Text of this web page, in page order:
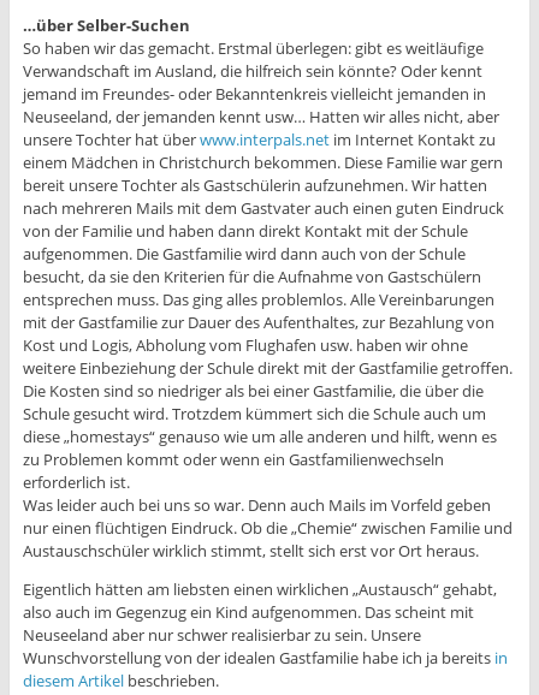
…über Selber-Suchen
So haben wir das gemacht. Erstmal überlegen: gibt es weitläufige
Verwandschaft im Ausland, die hilfreich sein könnte? Oder kennt
jemand im Freundes- oder Bekanntenkreis vielleicht jemanden in
Neuseeland, der jemanden kennt usw… Hatten wir alles nicht, aber
unsere Tochter hat überwww.interpals.netim Internet Kontakt zu
einem Mädchen in Christchurch bekommen. Diese Familie war gern
bereit unsere Tochter als Gastschülerin aufzunehmen. Wir hatten
nach mehreren Mails mit dem Gastvater auch einen guten Eindruck
von der Familie und haben dann direkt Kontakt mit der Schule
aufgenommen. Die Gastfamilie wird dann auch von der Schule
besucht, da sie den Kriterien für die Aufnahme von Gastschülern
entsprechen muss. Das ging alles problemlos. Alle Vereinbarungen
mit der Gastfamilie zur Dauer des Aufenthaltes, zur Bezahlung von
Kost und Logis, Abholung vom Flughafen usw. haben wir ohne
weitere Einbeziehung der Schule direkt mit der Gastfamilie getroffen.
Die Kosten sind so niedriger als bei einer Gastfamilie, die über die
Schule gesucht wird. Trotzdem kümmert sich die Schule auch um
diese „homestays“ genauso wie um alle anderen und hilft, wenn es
zu Problemen kommt oder wenn ein Gastfamilienwechseln
erforderlich ist.
Was leider auch bei uns so war. Denn auch Mails im Vorfeld geben
nur einen flüchtigen Eindruck. Ob die „Chemie“ zwischen Familie und
Austauschschüler wirklich stimmt, stellt sich erst vor Ort heraus.
Eigentlich hätten am liebsten einen wirklichen „Austausch“ gehabt,
also auch im Gegenzug ein Kind aufgenommen. Das scheint mit
Neuseeland aber nur schwer realisierbar zu sein. Unsere
Wunschvorstellung von der idealen Gastfamilie habe ich ja bereits in
diesem Artikelbeschrieben.